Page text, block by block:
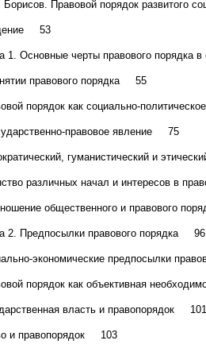
Правовой порядок развитого
53
1. Основные черты правового
правового порядка 55
порядок как социально-политическое
правовое явление 75
гуманистический и
различных начал и интересов в
общественного и правового
2. Предпосылки правового порядка 96
экономические предпосылки
порядок как объективная
власть и правопорядок 101
и правопорядок 103